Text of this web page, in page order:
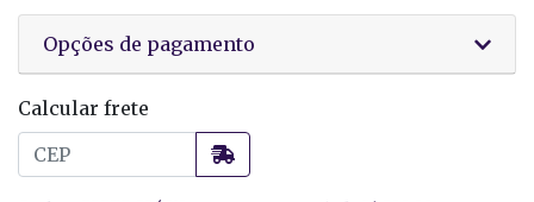
Opções de pagamento
Calcular frete